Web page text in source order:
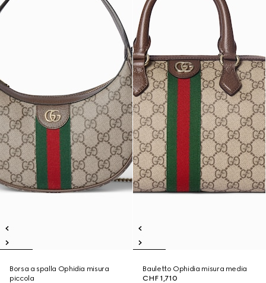
Borsa a spalla Ophidia misura
piccola
Bauletto Ophidia misura media
CHF 1,710